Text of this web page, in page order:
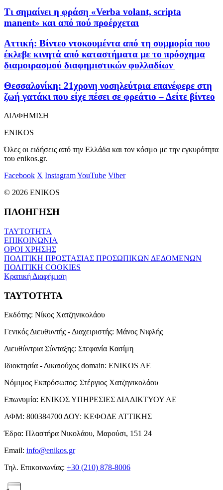
Τι σημαίνει η φράση «Verba volant, scripta
manent» και από πού προέρχεται
Αττική: Βίντεο ντοκουμέντα από τη συμμορία που
έκλεβε κινητά από καταστήματα με το πρόσχημα
διαμοιρασμού διαφημιστικών φυλλαδίων
Θεσσαλονίκη: 21χρονη νοσηλεύτρια επανέφερε στη
ζωή γατάκι που είχε πέσει σε φρεάτιο – Δείτε βίντεο
ΔΙΑΦΗΜΙΣΗ
ENIKOS
Όλες οι ειδήσεις από την Ελλάδα και τον κόσμο με την εγκυρότητα
του enikos.gr.
Facebook X InstagramYouTube Viber
© 2026 ENIKOS
ΠΛΟΗΓΗΣΗ
ΤΑΥΤΟΤΗΤΑ
ΕΠΙΚΟΙΝΩΝΙΑ
ΟΡΟΙ ΧΡΗΣΗΣ
ΠΟΛΙΤΙΚΗ ΠΡΟΣΤΑΣΙΑΣ ΠΡΟΣΩΠΙΚΩΝ ΔΕΔΟΜΕΝΩΝ
ΠΟΛΙΤΙΚΗ COOKIES
Κρατική Διαφήμιση
ΤΑΥΤΟΤΗΤΑ
Εκδότης: Νίκος Χατζηνικολάου
Γενικός Διευθυντής - Διαχειριστής: Μάνος Νιφλής
Διευθύντρια Σύνταξης: Στεφανία Κασίμη
Ιδιοκτησία - Δικαιούχος domain: ENIKOS AE
Νόμιμος Εκπρόσωπος: Στέργιος Χατζηνικολάου
Επωνυμία: ΕΝΙΚΟΣ ΥΠΗΡΕΣΙΕΣ ΔΙΑΔΙΚΤΥΟΥ ΑΕ
ΑΦΜ: 800384700 ΔΟΥ: ΚΕΦΟΔΕ ΑΤΤΙΚΗΣ
Έδρα: Πλαστήρα Νικολάου, Μαρούσι, 151 24
Email: info@enikos.gr
Τηλ. Επικοινωνίας: +30 (210) 878-8006